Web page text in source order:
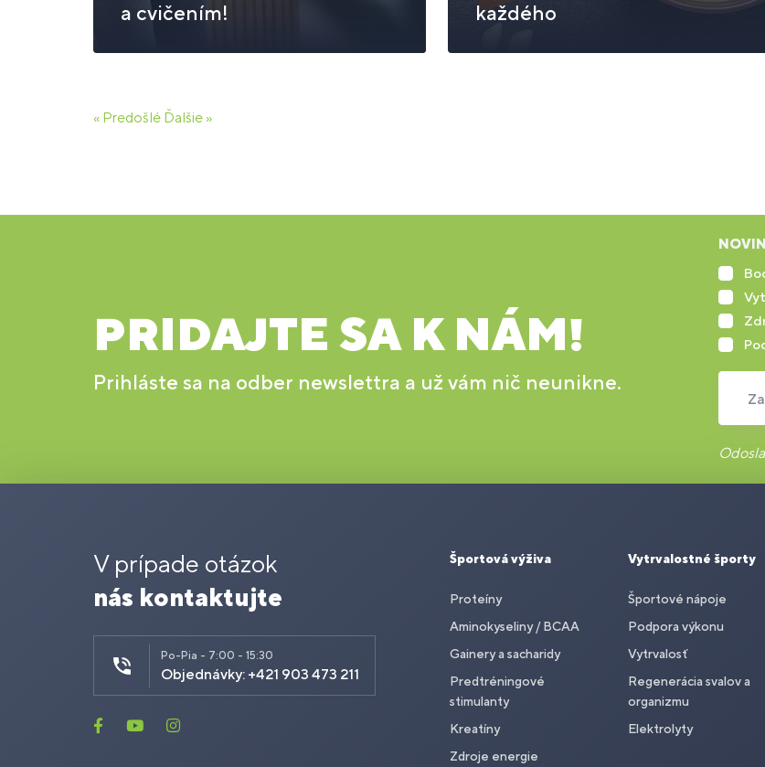
a cvičením!
každého
« Predošlé Ďalšie »
PRIDAJTE SA K NÁM!
Prihláste sa na odber newslettra a už vám nič neunikne.
V prípade otázok
nás kontaktujte
Po-Pia - 7:00 - 15:30
Objednávky: +421 903 473 211
Športová výživa
Proteíny
Aminokyseliny / BCAA
Gainery a sacharidy
Predtréningové
stimulanty
Kreatíny
Zdroje energie
Vytrvalostné športy
Športové nápoje
Podpora výkonu
Vytrvalosť
Regenerácia svalov a
organizmu
Elektrolyty